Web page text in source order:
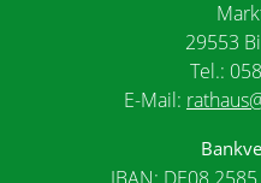
29553
Tel.:
E-Mail: